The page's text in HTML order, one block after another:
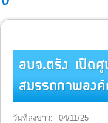
อบจ.ตรัง เปิด
สมรรถภาพอง
วันที่ลงข่าว: 04/11/25